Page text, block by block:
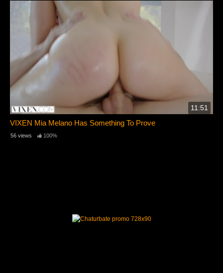
11:51
VIXEN Mia Melano Has Something To Prove
56 views 100%